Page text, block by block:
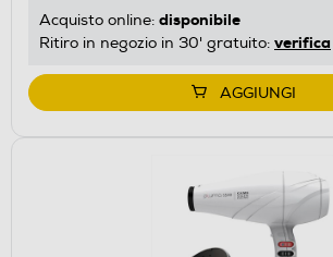
Acquisto online: disponibile
Ritiro in negozio in 30' gratuito: verifica
AGGIUNGI